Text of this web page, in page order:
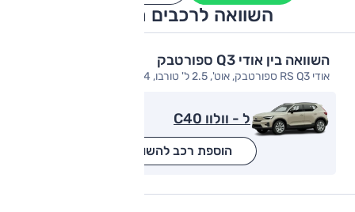
השוואה לרכבים מתחרים
השוואה בין אודי Q3 ספורטבק
אודי RS Q3 ספורטבק, אוט', 2.5 ל' טורבו, 4x4
ל - וולוו C40
הוספת רכב להשוואה